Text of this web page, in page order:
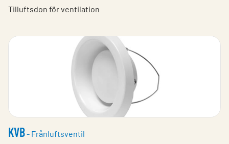
Tilluftsdon för ventilation
KVB- Frånluftsventil